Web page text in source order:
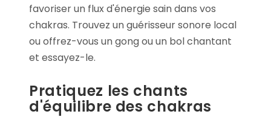
favoriser un flux d'énergie sain dans vos
chakras. Trouvez un guérisseur sonore local
ou offrez-vous un gong ou un bol chantant
et essayez-le.
Pratiquez les chants
d'équilibre des chakras